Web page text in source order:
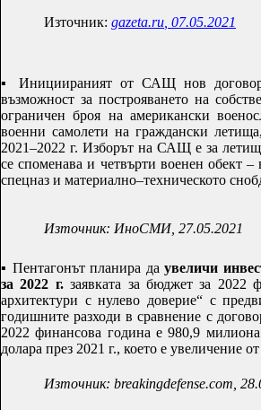
Източник: gazeta.ru , 07.05.2021
▪ Инициираният от САЩ нов
възможност за построяването на
ограничен броя на американски
военни самолети на граждански
2021–2022 г. Изборът на САЩ е за
се споменава и четвърти военен обект
спецназ и материално–техническото
Източник: ИноСМИ, 27.05.2021
▪ Пентагонът планира даувеличи
за 2022 г.заявката за бюджет за 2022
архитектури с нулево доверие“ с
годишните разходи в сравнение с
2022 финансова година е 980,9
долара през 2021 г., което е увеличение
Източник: breakingdefense.com,